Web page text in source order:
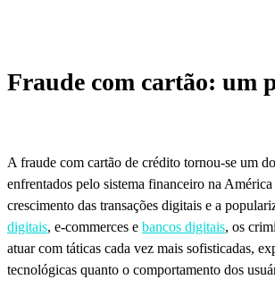
Fraude com cartão: um
A fraude com cartão de crédito tornou-se um
enfrentados pelo sistema financeiro na
crescimento das transações digitais e a
digitais, e-commerces e bancos digitais, os
atuar com táticas cada vez mais sofisticadas,
tecnológicas quanto o comportamento dos